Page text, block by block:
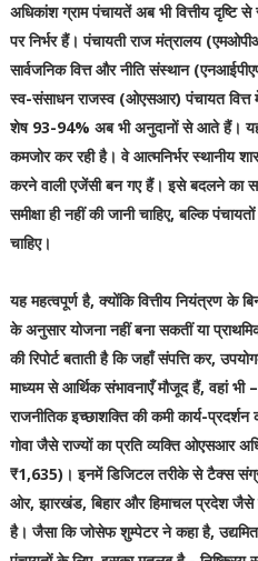
अधिकांश ग्राम पंचायतें अब भी वित्तीय दृष्टि
पर निर्भर हैं। पंचायती राज मंत्रालय
सार्वजनिक वित्त और नीति संस्थान
स्व-संसाधन राजस्व (ओएसआर) पंचायत वित्त
शेष 93-94% अब भी अनुदानों से आते हैं। यह
कमजोर कर रही है। वे आत्मनिर्भर स्थानीय
करने वाली एजेंसी बन गए हैं। इसे बदलने का
समीक्षा ही नहीं की जानी चाहिए, बल्कि
चाहिए।
यह महत्वपूर्ण है, क्योंकि वित्तीय नियंत्रण के
के अनुसार योजना नहीं बना सकतीं या
की रिपोर्ट बताती है कि जहाँ संपत्ति कर,
माध्यम से आर्थिक संभावनाएँ मौजूद हैं, वहां भी
राजनीतिक इच्छाशक्ति की कमी कार्य-
गोवा जैसे राज्यों का प्रति व्यक्ति
₹1,635)। इनमें डिजिटल तरीके से टैक्स
ओर, झारखंड, बिहार और हिमाचल प्रदेश
है। जैसा कि जोसेफ शुम्पेटर ने कहा है,